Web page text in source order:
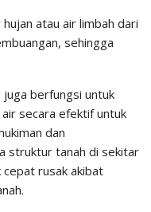
atau air limbah dari
sehingga
berfungsi untuk
secara efektif untuk
dan
struktur tanah di sekitar
cepat rusak akibat